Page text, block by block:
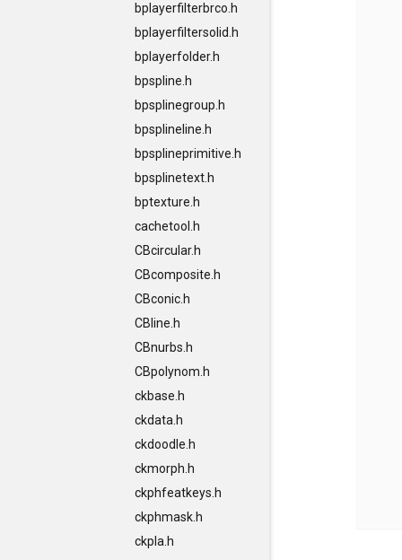
bplayerfilterbrco.h
bplayerfiltersolid.h
bplayerfolder.h
bpspline.h
bpsplinegroup.h
bpsplineline.h
bpsplineprimitive.h
bpsplinetext.h
bptexture.h
cachetool.h
CBcircular.h
CBcomposite.h
CBconic.h
CBline.h
CBnurbs.h
CBpolynom.h
ckbase.h
ckdata.h
ckdoodle.h
ckmorph.h
ckphfeatkeys.h
ckphmask.h
ckpla.h